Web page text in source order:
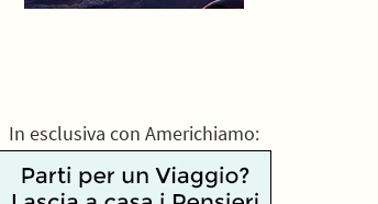
In esclusiva con Americhiamo: